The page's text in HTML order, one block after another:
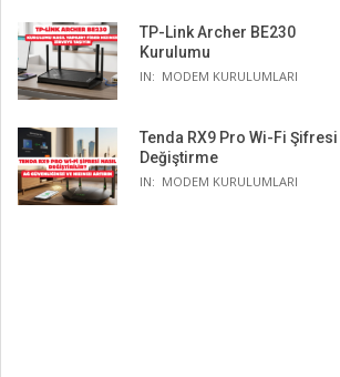
TP-Link Archer BE230
Kurulumu
IN: MODEM KURULUMLARI
Tenda RX9 Pro Wi-Fi Şifresi
Değiştirme
IN: MODEM KURULUMLARI